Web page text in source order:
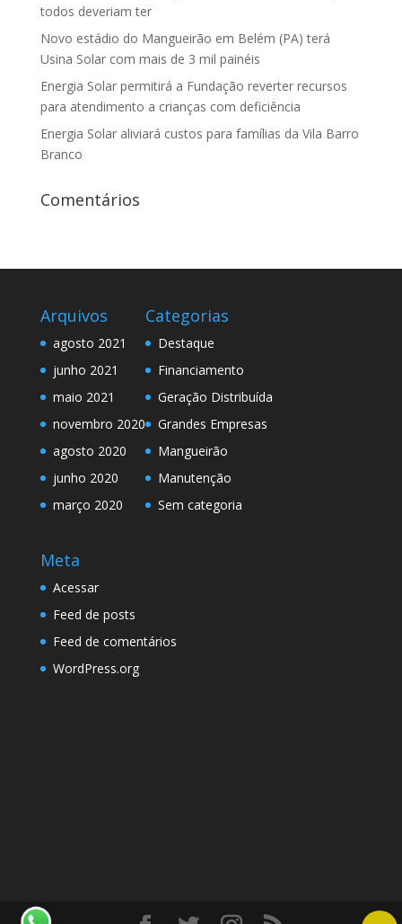
todos deveriam ter
Novo estádio do Mangueirão em Belém (PA) terá
Usina Solar com mais de 3 mil painéis
Energia Solar permitirá a Fundação reverter recursos
para atendimento a crianças com deficiência
Energia Solar aliviará custos para famílias da Vila Barro
Branco
Comentários
Arquivos
agosto 2021
junho 2021
maio 2021
novembro 2020
agosto 2020
junho 2020
março 2020
Categorias
Destaque
Financiamento
Geração Distribuída
Grandes Empresas
Mangueirão
Manutenção
Sem categoria
Meta
Acessar
Feed de posts
Feed de comentários
WordPress.org